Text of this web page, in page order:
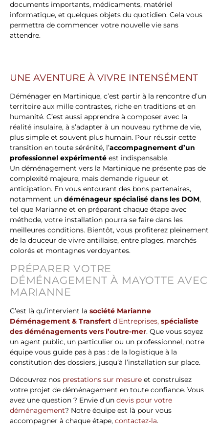
documents importants, médicaments, matériel
informatique, et quelques objets du quotidien. Cela vous
permettra de commencer votre nouvelle vie sans
attendre.
UNE AVENTURE À VIVRE INTENSÉMENT
Déménager en Martinique, c’est partir à la rencontre d’un
territoire aux mille contrastes, riche en traditions et en
humanité. C’est aussi apprendre à composer avec la
réalité insulaire, à s’adapter à un nouveau rythme de vie,
plus simple et souvent plus humain. Pour réussir cette
transition en toute sérénité, l’accompagnement d’un
professionnel expérimenté est indispensable.
Un déménagement vers la Martinique ne présente pas de
complexité majeure, mais demande rigueur et
anticipation. En vous entourant des bons partenaires,
notamment un déménageur spécialisé dans les DOM,
tel que Marianne et en préparant chaque étape avec
méthode, votre installation pourra se faire dans les
meilleures conditions. Bientôt, vous profiterez pleinement
de la douceur de vivre antillaise, entre plages, marchés
colorés et montagnes verdoyantes.
PRÉPARER VOTRE
DÉMÉNAGEMENT À MAYOTTE AVEC
MARIANNE
C’est là qu’intervient la société Marianne
Déménagement & Transfert d’Entreprises, spécialiste
des déménagements vers l’outre-mer. Que vous soyez
un agent public, un particulier ou un professionnel, notre
équipe vous guide pas à pas : de la logistique à la
constitution des dossiers, jusqu’à l’installation sur place.
Découvrez nos prestations sur mesure et construisez
votre projet de déménagement en toute confiance. Vous
avez une question ? Envie d’un devis pour votre
déménagement? Notre équipe est là pour vous
accompagner à chaque étape, contactez-la.